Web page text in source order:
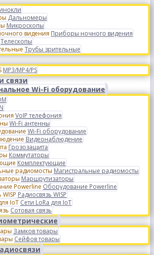
Дальномеры
Микроскопы
Приборы ночного видения
Телескопы
Трубы зрительные
MP3/MP4/PS
связи
Wi-Fi оборудование
VoIP телефония
Wi-Fi антенны
Wi-Fi оборудование
Видеонаблюдение
Грозозащита
Коммутаторы
Комплектующие
Магистральные радиомосты
Маршрутизаторы
Оборудование Powerline
Радиосвязь WISP
Сети LoRa для IoT
Сотовая связь
Замков товары
Сейфов товары